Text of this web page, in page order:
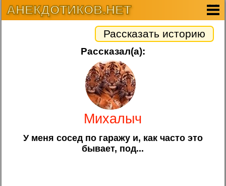
АНЕКДОТИКОВ.НЕТ
Рассказать историю
Рассказал(а):
Михалыч
У меня сосед по гаражу и, как часто это
бывает, под...